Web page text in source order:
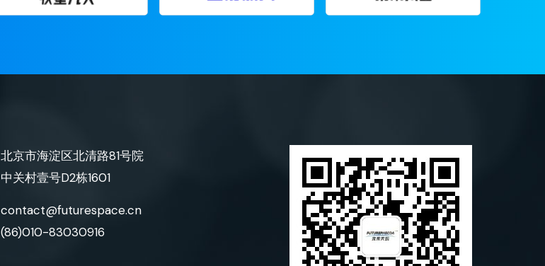
北京市海淀区北清路81号院
中关村壹号D2栋1601
contact@futurespace.cn
(86)010-83030916